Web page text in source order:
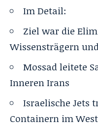
Im Detail:
Ziel war die
Wissensträgern
Mossad leitete
Inneren Irans
Israelische Jets
Containern im